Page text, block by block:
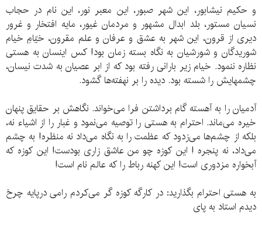
و حکیم نیشابور، این شهر صبور، این معبر نور، این نام در حجاب
نسیان مستور، بلد ابدال مشهور و مردمان غیور، مایه افتخار و غرور
دیری از قرون، این شهر به عشق و عرفان و علم مقرون، خیّامِ خیام
شوریدگان و شورشیان به نگاه بسته زمان بود! کس اینسان به هستی
نظاره ننمود. خیام زیر بارانی رفته بود که از ابر عصیان به شدت نیسان،
چشمهایش را شسته بود. دیده را بر نهفته‌ها گشود.
آدمیان را به آهسته گام‌ برداشتن فرا می‌خواند. نگاهش بر حقایق پنهان
خیره می‌ماند. احترام به هستی را توصیه می‌نمود و غبار را از اشیاء نه،
بلکه از چشم‌ها می‌زدود که عظمت را به نگاه می‌داد نه منظره! به چشم
می‌داد، نه پنجره ! این کوزه چو من عاشق زاری بودست! این کوزه که
آبخواره مزدوری است! این کهنه رباط را که عالم نام است!
به هستی احترام بگذارید: در کارگه کوزه گر می‌کردم رامی درپایه چرخ
دیدم استاد به پای